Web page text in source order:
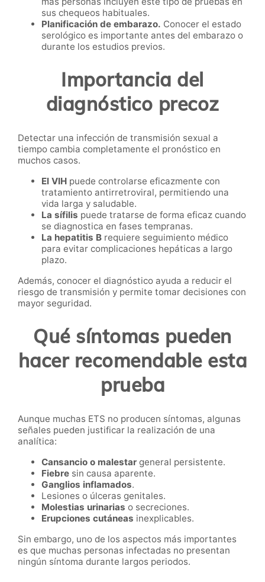
sus chequeos habituales.
Planificación de embarazo. Conocer el estado
serológico es importante antes del embarazo o
durante los estudios previos.
Importancia del
diagnóstico precoz
Detectar una infección de transmisión sexual a
tiempo cambia completamente el pronóstico en
muchos casos.
El VIH puede controlarse eficazmente con
tratamiento antirretroviral, permitiendo una
vida larga y saludable.
La sífilis puede tratarse de forma eficaz cuando
se diagnostica en fases tempranas.
La hepatitis B requiere seguimiento médico
para evitar complicaciones hepáticas a largo
plazo.
Además, conocer el diagnóstico ayuda a reducir el
riesgo de transmisión y permite tomar decisiones con
mayor seguridad.
Qué síntomas pueden
hacer recomendable esta
prueba
Aunque muchas ETS no producen síntomas, algunas
señales pueden justificar la realización de una
analítica:
Cansancio o malestar general persistente.
Fiebre sin causa aparente.
Ganglios inflamados.
Lesiones o úlceras genitales.
Molestias urinarias o secreciones.
Erupciones cutáneas inexplicables.
Sin embargo, uno de los aspectos más importantes
es que muchas personas infectadas no presentan
ningún síntoma durante largos periodos.